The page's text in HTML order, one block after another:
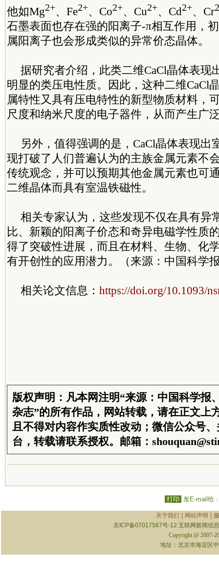
他如Mg2+、Fe2+、Co2+、Cu2+、Cd2+、Cr
石墨表面也存在强的阳离子-π相互作用，
属阳离子也会形成类似的异常价态晶体。
据研究者介绍，此类二维CaCl晶体表现
明显的类压电性质。因此，这种二维CaCl
属特性又具有压电特性的新型物质材料，
尺度和纳米尺度的电子器件，从而产生广
另外，值得强调的是，CaCl晶体表现出
现打破了人们普遍认为的主族金属元素不
传统观念，并可以预期其他金属元素也可
二维晶体而具有室温铁磁性。
相关专家认为，这些发现不仅在具有
比、新颖的阳离子价态和奇异电磁学性质
得了突破性进展，而且在材料、生物、化
有开创性的应用潜力。（来源：中国科学
相关论文信息： https://doi.org/10.1093/
版权声明：凡本网注明“来源：中国科学报
杂志”的所有作品，网站转载，请在正文上
且不得对内容作实质性改动；微信公众号
台，转载请联系授权。邮箱：
打印 发E-mail给
关于我们 网站声明
京ICP备07017567号-12 互联网新闻信
Copyright @ 2007-
地址：北京市海淀区